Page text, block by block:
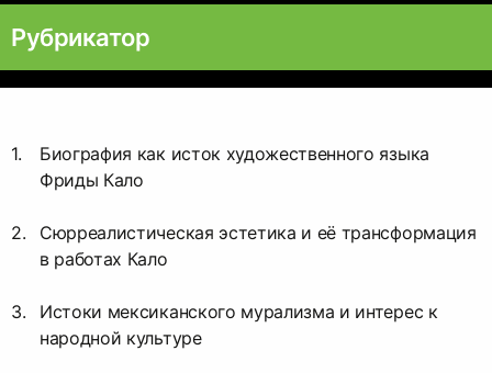
Рубрикатор
Биография как исток художественного языка
Фриды Кало
Сюрреалистическая эстетика и её трансформация
в работах Кало
Истоки мексиканского мурализма и интерес к
народной культуре